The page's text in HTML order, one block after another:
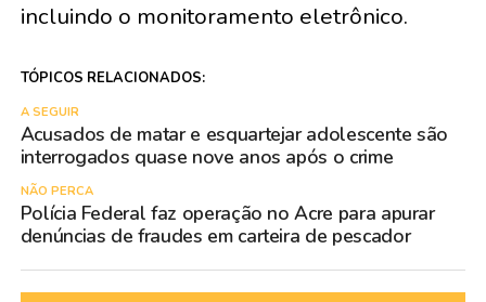
incluindo o monitoramento eletrônico.
TÓPICOS RELACIONADOS:
A SEGUIR
Acusados de matar e esquartejar adolescente são
interrogados quase nove anos após o crime
NÃO PERCA
Polícia Federal faz operação no Acre para apurar
denúncias de fraudes em carteira de pescador